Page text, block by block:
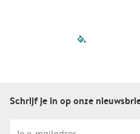
filled-
Schrijf je in op onze